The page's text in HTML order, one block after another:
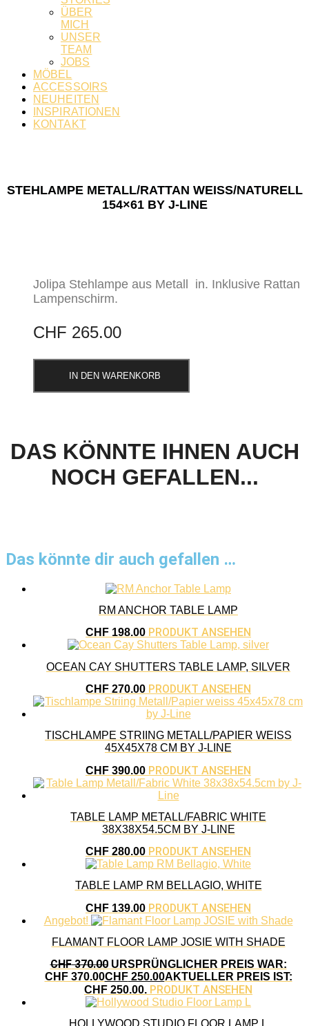
ÜBER
MICH
UNSER
TEAM
JOBS
MÖBEL
ACCESSOIRS
NEUHEITEN
INSPIRATIONEN
KONTAKT
STEHLAMPE METALL/RATTAN WEISS/NATURELL 1
54×61 BY J-LINE
Jolipa Stehlampe aus Metall in. Inklusive Rattan
Lampenschirm.
CHF 265.00
IN DEN WARENKORB
DAS KÖNNTE IHNEN AUCH
NOCH GEFALLEN...
Das könnte dir auch gefallen …
RM ANCHOR TABLE LAMP
CHF 198.00 PRODUKT ANSEHEN
OCEAN CAY SHUTTERS TABLE LAMP, SILVER
CHF 270.00 PRODUKT ANSEHEN
TISCHLAMPE STRIING METALL/PAPIER WEISS
45X45X78 CM BY J-LINE
CHF 390.00 PRODUKT ANSEHEN
TABLE LAMP METALL/FABRIC WHITE
38X38X54.5CM BY J-LINE
CHF 280.00 PRODUKT ANSEHEN
TABLE LAMP RM BELLAGIO, WHITE
CHF 139.00 PRODUKT ANSEHEN
Angebot!
FLAMANT FLOOR LAMP JOSIE WITH SHADE
CHF370.00 URSPRÜNGLICHER PREIS WAR:
CHF 370.00CHF250.00AKTUELLER PREIS IST:
CHF 250.00. PRODUKT ANSEHEN